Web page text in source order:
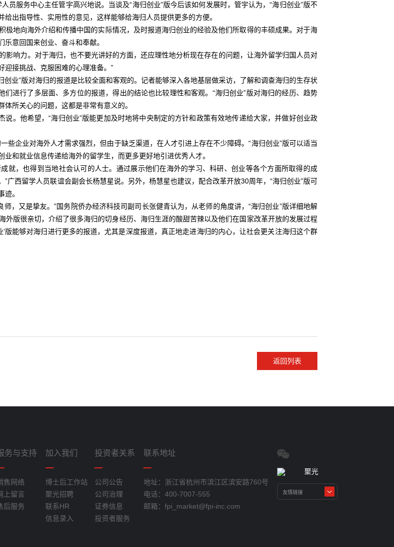
员服务中心主任管宇高兴地说。当谈及“海归创业”版今后该如何发展时，管宇认为，“海归创业”版不
出指导性、实用性的意见，这样能够给海归人员提供更多的方便。
地向海外介绍和传播中国的实际情况，及时报道海归创业的经验及他们所取得的丰硕成果。对于海
意回国来创业、奋斗和奉献。
响力。对于海归，也不要光讲好的方面，还应理性地分析现在存在的问题，让海外留学归国人员对
迎接挑战、克服困难的心理准备。”
”版对海归的报道是比较全面和客观的。记者能够深入各地基层做采访，了解和调查海归的生存状
进行了多层面、多方位的报道，得出的结论也比较理性和客观。“海归创业”版对海归的经历、趋势
所关心的问题，这都是非常有意义的。
。他希望，“海归创业”版能更加及时地将中央制定的方针和政策有效地传递给大家，并做好创业政
企业对海外人才需求强烈，但由于缺乏渠道，在人才引进上存在不少障碍。“海归创业”版可以适当
和就业信息传递给海外的留学生，而更多更好地引进优秀人才。
，也得到当地社会认可的人士。通过展示他们在海外的学习、科研、创业等各个方面所取得的成
广西留学人员联谊会副会长杨慧星说。另外，杨慧星也建议，配合改革开放30周年，“海归创业”版可
。
又是挚友。”国务院侨办经济科技司副司长张健青认为，从老师的角度讲，“海归创业”版详细地解
版很亲切，介绍了很多海归的切身经历、海归生涯的酸甜苦辣以及他们在国家改革开放的发展过程
版能够对海归进行更多的报道，尤其是深度报道，真正地走进海归的内心，让社会更关注海归这个群
返回列表
务与支持
售网络
上留言
后服务
加入我们
博士后工作站
聚光招聘
联系HR
信息录入
投资者关系
公司公告
公司治理
证券信息
投资者服务
联系地址
地址：浙江省杭州市滨江区滨安路760号
电话：400-7007-555
邮箱：fpi_market@fpi-inc.com